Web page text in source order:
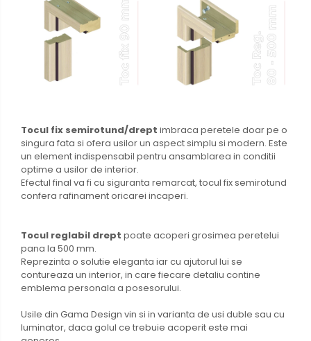
Tocul fix semirotund/drept imbraca peretele doar pe o
singura fata si ofera usilor un aspect simplu si modern. Este
un element indispensabil pentru ansamblarea in conditii
optime a usilor de interior.
Efectul final va fi cu siguranta remarcat, tocul fix semirotund
confera rafinament oricarei incaperi.
Tocul reglabil drept poate acoperi grosimea peretelui
pana la 500 mm.
Reprezinta o solutie eleganta iar cu ajutorul lui se
contureaza un interior, in care fiecare detaliu contine
emblema personala a posesorului.
Usile din Gama Design vin si in varianta de usi duble sau cu
luminator, daca golul ce trebuie acoperit este mai